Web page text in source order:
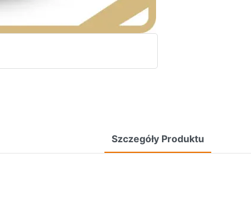
Szczegóły Produktu